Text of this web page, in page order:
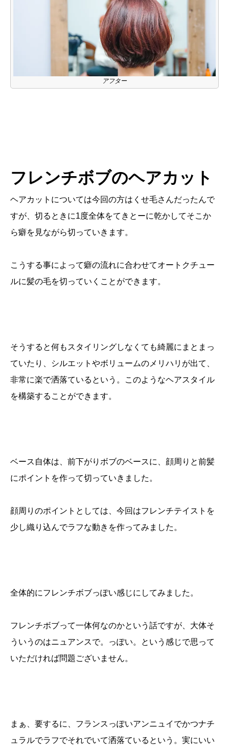
アフター
フレンチボブのヘアカット
ヘアカットについては今回の方はくせ毛さんだったんで
すが、切るときに1度全体をてきとーに乾かしてそこか
ら癖を見ながら切っていきます。
こうする事によって癖の流れに合わせてオートクチュー
ルに髪の毛を切っていくことができます。
そうすると何もスタイリングしなくても綺麗にまとまっ
ていたり、シルエットやボリュームのメリハリが出て、
非常に楽で洒落ているという。このようなヘアスタイル
を構築することができます。
ベース自体は、前下がりボブのベースに、顔周りと前髪
にポイントを作って切っていきました。
顔周りのポイントとしては、今回はフレンチテイストを
少し織り込んでラフな動きを作ってみました。
全体的にフレンチボブっぽい感じにしてみました。
フレンチボブって一体何なのかという話ですが、大体そ
ういうのはニュアンスで。っぽい。という感じで思って
いただければ問題ございません。
まぁ、要するに、フランスっぽいアンニュイでかつナチ
ュラルでラフでそれでいて洒落ているという。実にいい